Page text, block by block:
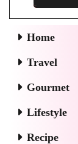
Home
Travel
Gourmet
Lifestyle
Recipe